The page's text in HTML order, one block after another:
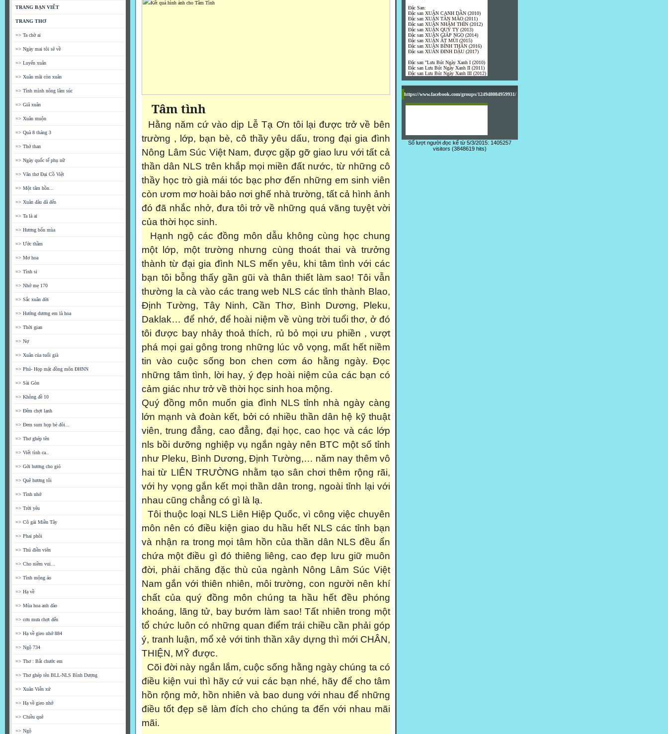
TRANG BẠN VIẾT
TRANG THƠ
=> Ta chờ ai
=> Ngày mai tôi sẽ về
=> Luyến xuân
=> Xuân mãi còn xuân
=> Tình mình nông lâm súc
=> Giã xuân
=> Xuân muộn
=> Quà 8 tháng 3
=> Thở than
=> Ngày quốc tế phụ nữ
=> Văn thơ Đại Cồ Việt
=> Một tâm hồn...
=> Xuân đâu đã đến
=> Ta là ai
=> Hương bốn mùa
=> Ước thầm
=> Mơ hoa
=> Tình si
=> Nhớ mẹ 170
=> Sắc xuân đời
=> Hướng dương em là hoa
=> Thời gian
=> Nợ
=> Xuân của tuổi già
=> Phú- Họp mặt đồng môn ĐHNN
=> Sài Gòn
=> Không đề 10
=> Đêm chợt lạnh
=> Đem sum họp bẻ đôi...
=> Thơ ghép tên
=> Viết tình ca..
=> Gởi hương cho gió
=> Quê hương tôi
=> Tình nhớ
=> Trời yêu
=> Cô gái Miền Tây
=> Phai phôi
=> Thú điền viên
=> Cho niềm vui...
=> Tình mộng ảo
=> Hạ về
=> Mùa hoa anh đào
=> cơn mưa chợt đến
=> Hạ về gieo nhớ 884
=> Ngộ 734
=> Thơ : Bắt chước em
=> Thơ ghép tên BLL-NLS Bình Dượng
=> Xuân Viễn xứ
=> Hạ về gieo nhớ
=> Chiều quê
=> Ngộ
Tâm tình
Hằng năm cứ vào dịp Lễ Tạ Ơn tôi lại được trở về bên
trường , lớp, bạn bè, cô thầy yêu dấu, trong đại gia đình
Nông Lâm Súc Việt Nam, được gặp gỡ giao lưu với tất cả
thần dân NLS trên khắp mọi miền đất nước, từ những cô
thầy học trò già mái tóc bạc phơ đến những em sinh viên
còn ươm mơ hoài bảo nơi ghế nhà trường, tất cả hình ảnh
đó đã nhắc nhở, đưa tôi trở về những quá vãng tuyệt vời
của thời học sinh.
Hạnh ngộ các đồng môn dẫu không cùng học chung
một lớp, một trường nhưng cùng thoát thai và trưởng
thành từ đại gia đình NLS mến yêu, khi tâm tình với các
bạn tôi bỗng thấy gần gũi và thân thiết làm sao! Tôi vẫn
thường la cà vào các trang web NLS các tỉnh thành Blao,
Định Tường, Tây Ninh, Cần Thơ, Bình Dương, Pleku,
Daklak… để nhớ, để hoài niệm về vùng trời tuổi thơ, ở đó
tôi được bay nhảy thoả thích, rủ bỏ mọi ưu phiền , vượt
phá mọi gai gông trong những lúc vô vọng, mất hết niềm
tin vào cuộc sống bon chen cơm áo hằng ngày. Đọc
những tâm tình, lời hay, ý đẹp hoài niệm của các bạn có
cảm giác như trở về thời học sinh hoa mộng.
Quý đồng môn muốn gia đình NLS tỉnh nhà ngày càng
lớn mạnh và đoàn kết, bởi có nhiều thần dân hệ kỹ thuật
viên, trung đẳng, cao đẳng, đại học, cao học và các lớp
nls bồi dưỡng nghiệp vụ ngắn ngày nên BTC một số tỉnh
như Pleku, Bình Dương, Định Tường,… năm nay thêm vô
hai từ LIÊN TRƯỜNG nhằm tạo sân chơi thêm rộng rãi,
với hy vọng gắn kết mọi thần dân trong, ngoài tỉnh lại với
nhau cũng chẳng có gì là lạ.
Tôi thuộc loại NLS Liên Hiệp Quốc, vì công việc chuyên
môn nên có điều kiện giao du hầu hết NLS các tỉnh bạn
và nhận ra trong mọi tâm hồn của thần dân NLS đều ẩn
chứa một điều gì đó thiêng liêng, cao đẹp lưu giữ muôn
đời, phải chăng đặc thù của ngành Nông Lâm Súc Việt
Nam gắn với thiên nhiên, môi trường, con người nên khí
chất của quý đồng môn chúng ta hầu hết đều phóng
khoáng, lãng tử, bay bướm làm sao! Tất nhiên trong một
tổ chức luôn có những quan điểm trái chiều cần phải góp
ý, tranh luận, mổ xẻ với tinh thần xây dựng thì mới CHÂN,
THIỆN, MỸ được.
Cõi đời này ngắn lắm, cuộc sống hằng ngày chúng ta có
điều kiện vui thì hãy cứ vui các bạn nhé, hãy để cho tâm
hồn rộng mở, hồn nhiên và bao dung với nhau để những
điều tốt đẹp sẽ làm đích cho chúng ta đến với nhau mãi
mãi.
Đặc San:
Đặc san XUÂN CANH DẦN (2010)
Đặc san XUÂN TÂN MÃO (2011)
Đặc san XUÂN NHÂM THÌN (2012)
Đặc san XUÂN QUÝ TỴ (2013)
Đặc san XUÂN GIÁP NGỌ (2014)
Đặc san XUÂN ẤT MÙI (2015)
Đặc san XUÂN BÍNH THÂN (2016)
Đặc san XUÂN ĐINH DẬU (2017)
Đặc san "Lưu Bút Ngày Xanh I (2010)
Đặc san Lưu Bút Ngày Xanh II (2011)
Đặc san Lưu Bút Ngày Xanh III (2012)
https://www.facebook.com/groups/124948084959931/
Số lượt người đọc kể từ 5/3/2015: 1405257
visitors (3848619 hits)